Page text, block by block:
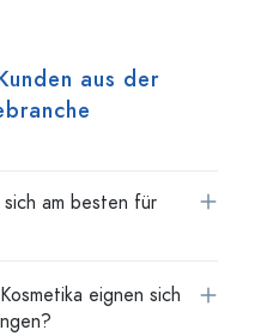
aus der
am besten für
eignen sich